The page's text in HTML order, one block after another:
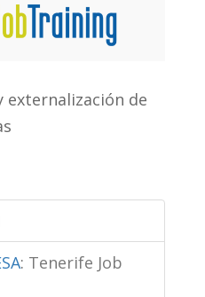
externalización de
: Tenerife Job